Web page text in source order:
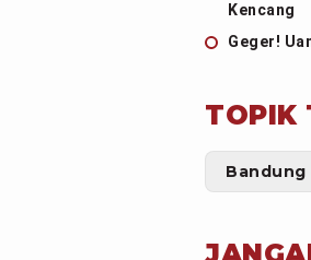
Kencang
Geger!
TOPIK
Bandung